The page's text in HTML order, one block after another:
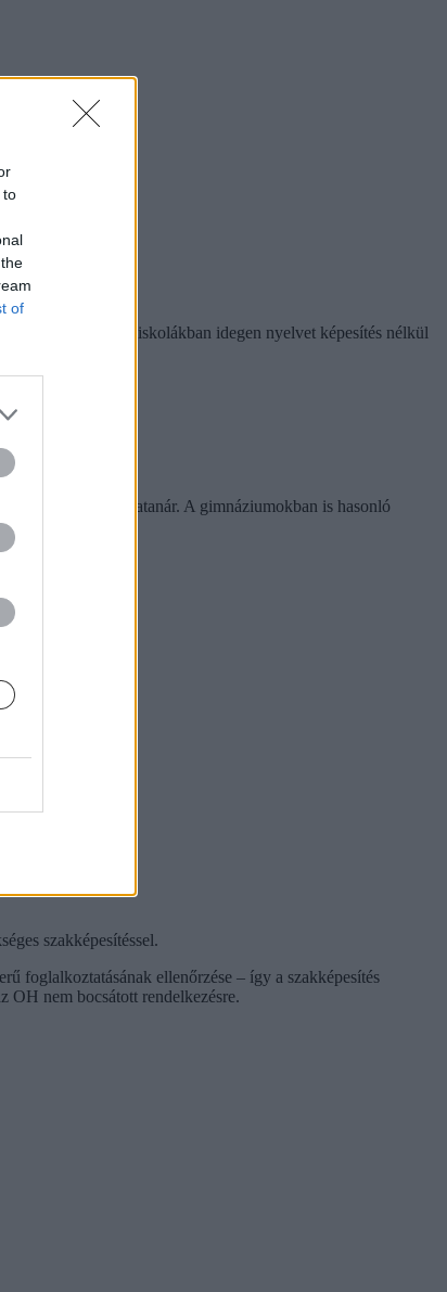
to
of
az általános iskolákban idegen nyelvet képesítés nélkül
vagy kémiatanár. A gimnáziumokban is hasonló
szakképesítéssel.
foglalkoztatásának ellenőrzése – így a szakképesítés
OH nem bocsátott rendelkezésre.